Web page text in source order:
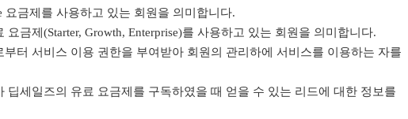
요금제를 사용하고 있는 회원을 의미합니다.
요금제(Starter, Growth, Enterprise)를 사용하고 있는 회원을 의미합니다.
부터 서비스 이용 권한을 부여받아 회원의 관리하에 서비스를 이용하는 자를
딥세일즈의 유료 요금제를 구독하였을 때 얻을 수 있는 리드에 대한 정보를